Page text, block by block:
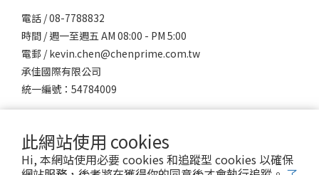
此網站使用 cookies
Hi, 本網站使用必要 cookies 和追蹤型 cookies 以確保
電話 / 08-7788832
時間 / 週一至週五 AM 08:00 - PM 5:00
電郵 / kevin.chen@chenprime.com.tw
承佳國際有限公司
統一編號：54784009